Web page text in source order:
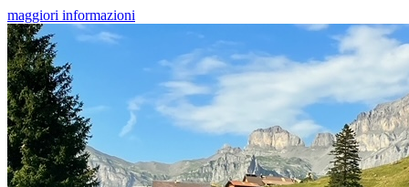
maggiori informazioni